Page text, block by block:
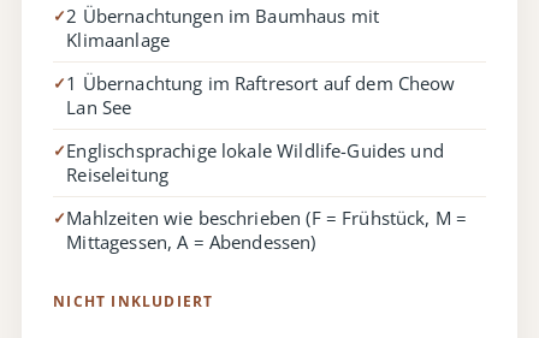
✓2 Übernachtungen im Baumhaus mit
Klimaanlage
✓1 Übernachtung im Raftresort auf dem Cheow
Lan See
✓Englischsprachige lokale Wildlife-Guides und
Reiseleitung
✓Mahlzeiten wie beschrieben (F = Frühstück, M =
Mittagessen, A = Abendessen)
NICHT INKLUDIERT